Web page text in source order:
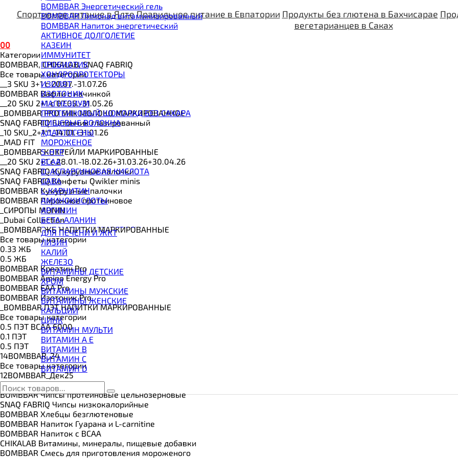
BOMBBAR Энергетический гель
BOMBBAR Лимонад витаминизированный
BOMBBAR Напиток энергетический
АКТИВНОЕ ДОЛГОЛЕТИЕ
КАЗЕИН
ИММУНИТЕТ
ПРОБИОТИК
ХОНДРОПРОТЕКТОРЫ
ИЗОЛЯТ
ИЗОТОНИК
МАГНЕЗИУМ
ПРОТЕИНОВЫЙ ШОКОЛАД БЕЗ САХАРА
ПИЩЕВЫЕ ВОЛОКНА
АДАПТОГЕНЫ
МОРОЖЕНОЕ
5-HTP
BCAA
D-АСПАРГИНОВАЯ КИСЛОТА
GABA
L-КАРНИТИН
АМИНОКИСЛОТЫ
АРГИНИН
БЕТА-АЛАНИН
ВИТАМИНЫ И МИНЕРАЛЫ
ВОССТАНОВИТЕЛИ
ГЕЙНЕР
ГИАЛУРОНОВАЯ КИСЛОТА
ГЛЮТАМИН
ГУАРАНА
ДЛЯ СУСТАВОВ И СВЯЗОК
ДОБАВКИ ДЛЯ СНА
ЖИРОСЖИГАТЕЛИ
КОЛЛАГЕН
КОЭНЗИМ Q10
КРЕАТИН
ПОЛЕЗНЫЕ ЖИРЫ
ПРОТЕИН
ПРОТЕИНОВОЕ ПЕЧЕНЬЕ
ПРОТЕИНОВЫЕ БАТОНЧИКИ
ПРОТЕИНОВЫЕ КАШИ
ТЕСТОБУСТЕРЫ
ЦИТРУЛЛИН МАЛАТ
ПРЕДТРЕНИРОВОЧНЫЕ КОМПЛЕКСЫ
ЭНЕРГЕТИКИ И ЖИРОСЖИГАТЕЛИ#
ДЛЯ ПЕЧЕНИ И ЖКТ
ЛИЗИН
КАЛИЙ
ЖЕЛЕЗО
ВИТАМИНЫ ДЕТСКИЕ
ХРОМ
ВИТАМИНЫ МУЖСКИЕ
ВИТАМИНЫ ЖЕНСКИЕ
КАЛЬЦИЙ
ЦИНК
ВИТАМИН МУЛЬТИ
ВИТАМИН A E
ВИТАМИН B
ВИТАМИН C
ВИТАМИН D
Спортивное питание в ЯлтеПравильное питание в Евпатории Продукты без глютена в Бахчисарае
вегетарианцев в Саках
00
Категории
BOMBBAR, CHIKALAB, SNAQ FABRIQ
Все товары категории
__3 SKU 3+1 с 20.07.-31.07.26
BOMBBAR Вафли с начинкой
__20 SKU 2+1 с 07.05.-31.05.26
_BOMBBAR PRO Milk МОЛОКО МАРКИРОВАННОЕ
SNAQ FABRIQ Батончик глазированный
_10 SKU_2+1**_14.01.-31.01.26
_MAD FIT
_BOMBBAR КОКТЕЙЛИ МАРКИРОВАННЫЕ
__20 SKU 2+1 с 28.01.-18.02.26+31.03.26+30.04.26
SNAQ FABRIQ Кукурузные палочки
SNAQ FABRIQ Конфеты Qwikler minis
BOMBBAR Кукурузные палочки
BOMBBAR Пирожное протеиновое
_CИРОПЫ MONIN
_Dubai Collection
_BOMBBAR ЖБ НАПИТКИ МАРКИРОВАННЫЕ
Все товары категории
0.33 ЖБ
0.5 ЖБ
BOMBBAR Креатин Pro
BOMBBAR Amino Energy Pro
BOMBBAR EAA Pro
BOMBBAR Изотоник Pro
_BOMBBAR ПЭТ НАПИТКИ МАРКИРОВАННЫЕ
Все товары категории
0.5 ПЭТ ВСАА 6000
0.1 ПЭТ
0.5 ПЭТ
14BOMBBAR_24
Все товары категории
12BOMBBAR_Дек25
BOMBBAR Гейнер Pro
BOMBBAR Чипсы протеиновые цельнозерновые
SNAQ FABRIQ Чипсы низкокалорийные
BOMBBAR Хлебцы безглютеновые
BOMBBAR Напиток Гуарана и L-carnitine
BOMBBAR Напиток с BCAA
CHIKALAB Витамины, минералы, пищевые добавки
BOMBBAR Смесь для приготовления мороженого